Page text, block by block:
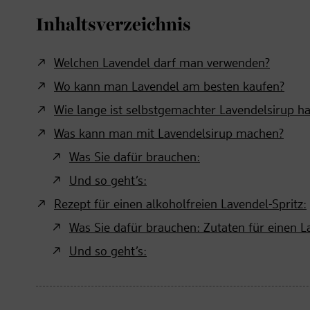
Inhaltsverzeichnis
Welchen Lavendel darf man verwenden?
Wo kann man Lavendel am besten kaufen?
Wie lange ist selbstgemachter Lavendelsirup
Was kann man mit Lavendelsirup machen?
Was Sie dafür brauchen:
Und so geht’s:
Rezept für einen alkoholfreien Lavendel-Spritz:
Was Sie dafür brauchen: Zutaten für einen
Und so geht’s: